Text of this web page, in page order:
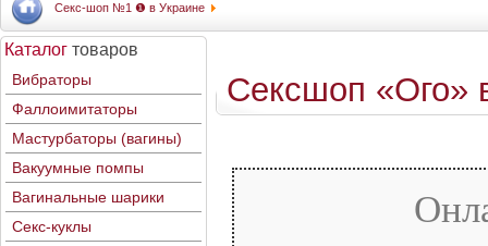
Секс-шоп №1 ❶ в Украине
Каталог товаров
Вибраторы
Фаллоимитаторы
Мастурбаторы (вагины)
Вакуумные помпы
Вагинальные шарики
Секс-куклы
Сексшоп «Ого»